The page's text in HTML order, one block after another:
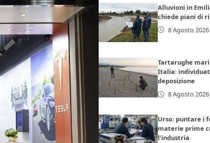
Alluvioni in
chiede piani di
8 Agosto 2026
Tartarughe
Italia:
deposizione
8 Agosto 2026
Urso: puntare i
materie prime
l’industria